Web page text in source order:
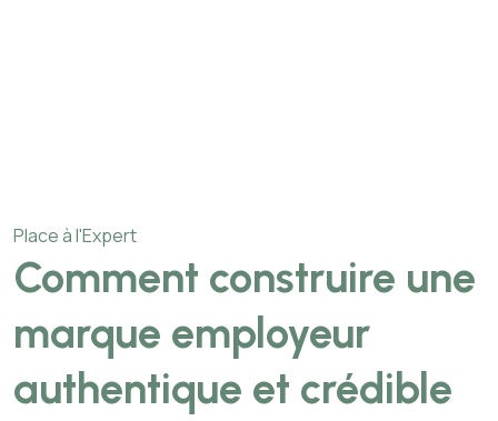
Place à l'Expert
Comment construire une
marque employeur
authentique et crédible